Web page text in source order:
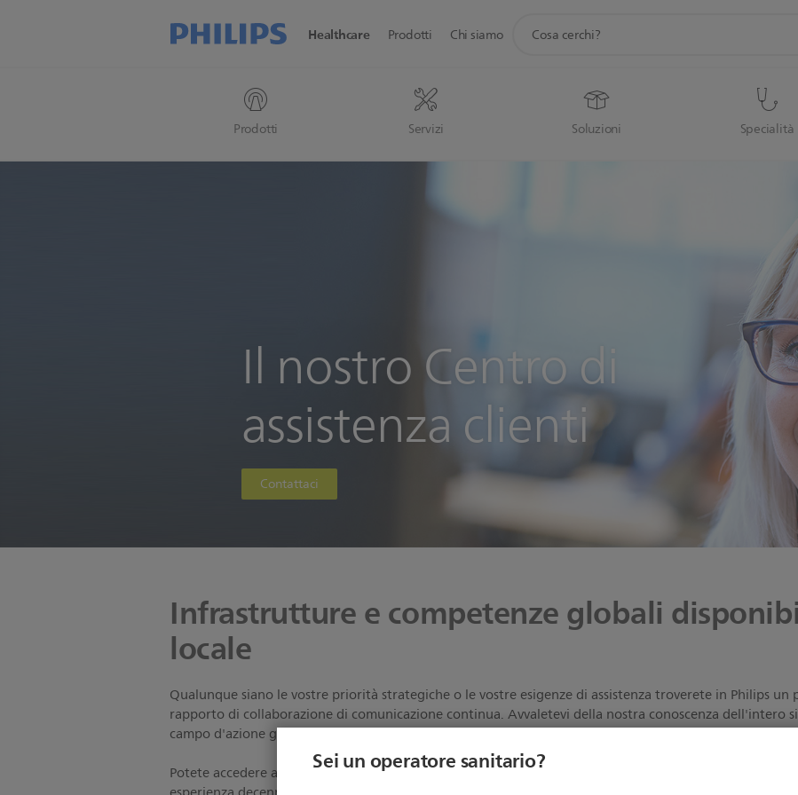
Sei un operatore sanitario?
Healthcare
Prodotti Servizi Soluzioni Specialità
Prodotti Chi siamo
supporto
Il nostro Centro di
assistenza clienti
Contattaci
Infrastrutture e competenze globali
locale
Qualunque siano le vostre priorità strategiche o le vostre esigenze di assistenza troverete in Philips
rapporto di collaborazione di comunicazione continua. Avvaletevi della nostra conoscenza dell'intero
campo d'azione grazie alla nostra esperienza e alla nostra rete consolidata.
Potete accedere alla nostra vasta e solida rete di circa 7000 tecnici in tutto il mondo, con le